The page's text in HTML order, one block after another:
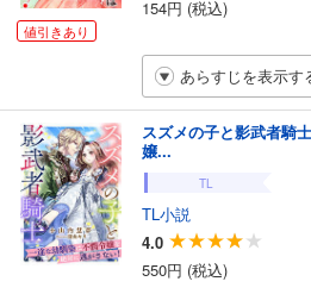
値引きあり
154円 (税込)
あらすじを表示す
スズメの子と影武者騎
嬢...
TL
TL小説
4.0
550円 (税込)